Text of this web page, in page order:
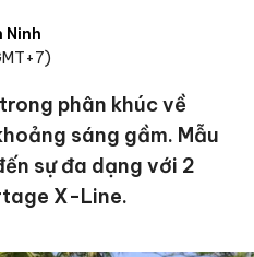
Ninh
phân khúc về
sáng gầm. Mẫu
sự đa dạng với 2
X-Line.